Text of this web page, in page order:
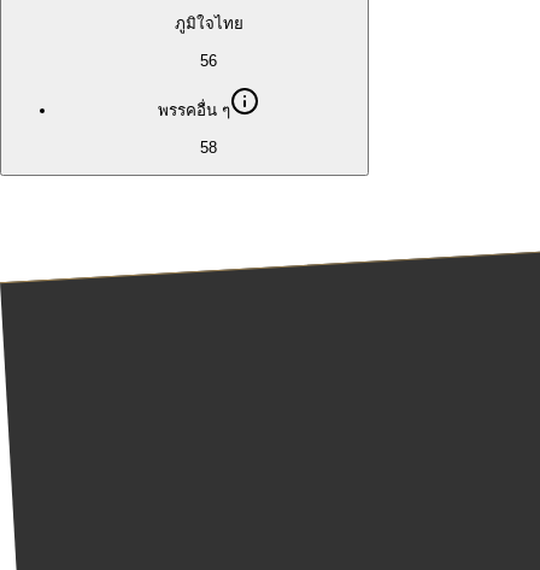
ภูมิใจไทย
56
พรรคอื่น ๆ
58